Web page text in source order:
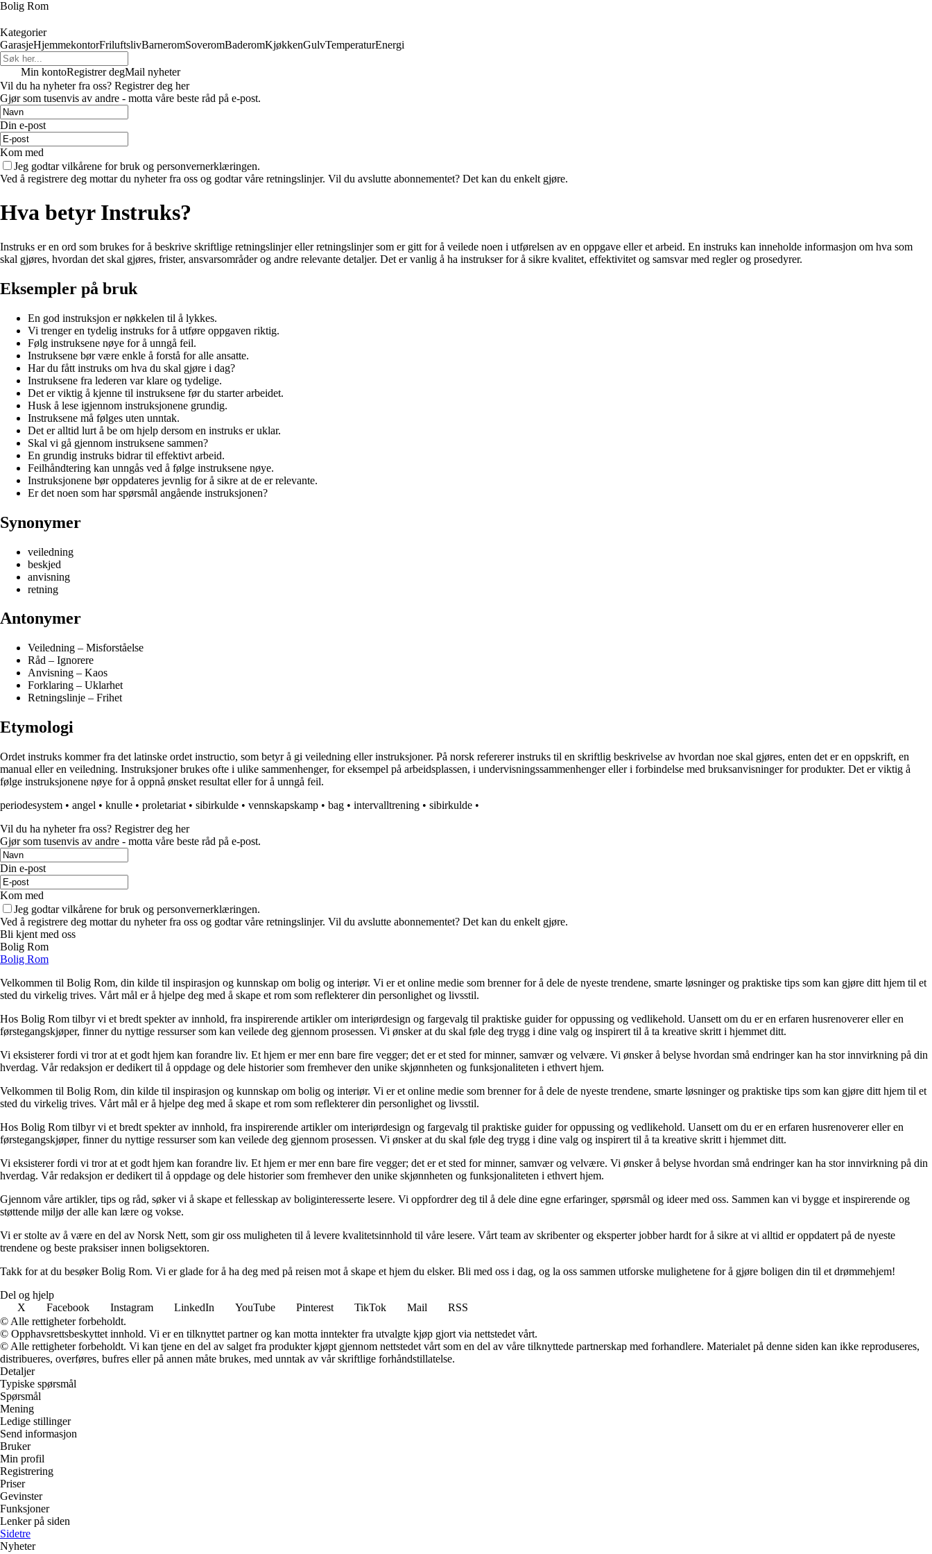
Bolig Rom
Kategorier
GarasjeHjemmekontorFriluftslivBarneromSoveromBaderomKjøkkenGulvTemperaturEnergi
Min kontoRegistrer degMail nyheter
Vil du ha nyheter fra oss? Registrer deg her
Gjør som tusenvis av andre - motta våre beste råd på e-post.
Din e-post
Kom med
Jeg godtar vilkårene for bruk og personvernerklæringen.
Ved å registrere deg mottar du nyheter fra oss og godtar våre retningslinjer. Vil du avslutte abonnementet? Det kan du enkelt gjøre.
Hva betyr Instruks?
Instruks er en ord som brukes for å beskrive skriftlige retningslinjer eller retningslinjer som er gitt for å veilede noen i utførelsen av en oppgave eller et arbeid. En instruks kan inneholde informasjon om hva som
skal gjøres, hvordan det skal gjøres, frister, ansvarsområder og andre relevante detaljer. Det er vanlig å ha instrukser for å sikre kvalitet, effektivitet og samsvar med regler og prosedyrer.
Eksempler på bruk
En god instruksjon er nøkkelen til å lykkes.
Vi trenger en tydelig instruks for å utføre oppgaven riktig.
Følg instruksene nøye for å unngå feil.
Instruksene bør være enkle å forstå for alle ansatte.
Har du fått instruks om hva du skal gjøre i dag?
Instruksene fra lederen var klare og tydelige.
Det er viktig å kjenne til instruksene før du starter arbeidet.
Husk å lese igjennom instruksjonene grundig.
Instruksene må følges uten unntak.
Det er alltid lurt å be om hjelp dersom en instruks er uklar.
Skal vi gå gjennom instruksene sammen?
En grundig instruks bidrar til effektivt arbeid.
Feilhåndtering kan unngås ved å følge instruksene nøye.
Instruksjonene bør oppdateres jevnlig for å sikre at de er relevante.
Er det noen som har spørsmål angående instruksjonen?
Synonymer
veiledning
beskjed
anvisning
retning
Antonymer
Veiledning – Misforståelse
Råd – Ignorere
Anvisning – Kaos
Forklaring – Uklarhet
Retningslinje – Frihet
Etymologi
Ordet instruks kommer fra det latinske ordet instructio, som betyr å gi veiledning eller instruksjoner. På norsk refererer instruks til en skriftlig beskrivelse av hvordan noe skal gjøres, enten det er en oppskrift, en
manual eller en veiledning. Instruksjoner brukes ofte i ulike sammenhenger, for eksempel på arbeidsplassen, i undervisningssammenhenger eller i forbindelse med bruksanvisninger for produkter. Det er viktig å
følge instruksjonene nøye for å oppnå ønsket resultat eller for å unngå feil.
periodesystem • angel • knulle • proletariat • sibirkulde • vennskapskamp • bag • intervalltrening • sibirkulde •
Vil du ha nyheter fra oss? Registrer deg her
Gjør som tusenvis av andre - motta våre beste råd på e-post.
Din e-post
Kom med
Jeg godtar vilkårene for bruk og personvernerklæringen.
Ved å registrere deg mottar du nyheter fra oss og godtar våre retningslinjer. Vil du avslutte abonnementet? Det kan du enkelt gjøre.
Bli kjent med oss
Bolig Rom
Bolig Rom
Velkommen til Bolig Rom, din kilde til inspirasjon og kunnskap om bolig og interiør. Vi er et online medie som brenner for å dele de nyeste trendene, smarte løsninger og praktiske tips som kan gjøre ditt hjem til et
sted du virkelig trives. Vårt mål er å hjelpe deg med å skape et rom som reflekterer din personlighet og livsstil.
Hos Bolig Rom tilbyr vi et bredt spekter av innhold, fra inspirerende artikler om interiørdesign og fargevalg til praktiske guider for oppussing og vedlikehold. Uansett om du er en erfaren husrenoverer eller en
førstegangskjøper, finner du nyttige ressurser som kan veilede deg gjennom prosessen. Vi ønsker at du skal føle deg trygg i dine valg og inspirert til å ta kreative skritt i hjemmet ditt.
Vi eksisterer fordi vi tror at et godt hjem kan forandre liv. Et hjem er mer enn bare fire vegger; det er et sted for minner, samvær og velvære. Vi ønsker å belyse hvordan små endringer kan ha stor innvirkning på din
hverdag. Vår redaksjon er dedikert til å oppdage og dele historier som fremhever den unike skjønnheten og funksjonaliteten i ethvert hjem.
Velkommen til Bolig Rom, din kilde til inspirasjon og kunnskap om bolig og interiør. Vi er et online medie som brenner for å dele de nyeste trendene, smarte løsninger og praktiske tips som kan gjøre ditt hjem til et
sted du virkelig trives. Vårt mål er å hjelpe deg med å skape et rom som reflekterer din personlighet og livsstil.
Hos Bolig Rom tilbyr vi et bredt spekter av innhold, fra inspirerende artikler om interiørdesign og fargevalg til praktiske guider for oppussing og vedlikehold. Uansett om du er en erfaren husrenoverer eller en
førstegangskjøper, finner du nyttige ressurser som kan veilede deg gjennom prosessen. Vi ønsker at du skal føle deg trygg i dine valg og inspirert til å ta kreative skritt i hjemmet ditt.
Vi eksisterer fordi vi tror at et godt hjem kan forandre liv. Et hjem er mer enn bare fire vegger; det er et sted for minner, samvær og velvære. Vi ønsker å belyse hvordan små endringer kan ha stor innvirkning på din
hverdag. Vår redaksjon er dedikert til å oppdage og dele historier som fremhever den unike skjønnheten og funksjonaliteten i ethvert hjem.
Gjennom våre artikler, tips og råd, søker vi å skape et fellesskap av boliginteresserte lesere. Vi oppfordrer deg til å dele dine egne erfaringer, spørsmål og ideer med oss. Sammen kan vi bygge et inspirerende og
støttende miljø der alle kan lære og vokse.
Vi er stolte av å være en del av Norsk Nett, som gir oss muligheten til å levere kvalitetsinnhold til våre lesere. Vårt team av skribenter og eksperter jobber hardt for å sikre at vi alltid er oppdatert på de nyeste
trendene og beste praksiser innen boligsektoren.
Takk for at du besøker Bolig Rom. Vi er glade for å ha deg med på reisen mot å skape et hjem du elsker. Bli med oss i dag, og la oss sammen utforske mulighetene for å gjøre boligen din til et drømmehjem!
Del og hjelp
X
Facebook Instagram LinkedIn YouTube Pinterest TikTok Mail
RSS
© Alle rettigheter forbeholdt.
© Opphavsrettsbeskyttet innhold. Vi er en tilknyttet partner og kan motta inntekter fra utvalgte kjøp gjort via nettstedet vårt.
© Alle rettigheter forbeholdt. Vi kan tjene en del av salget fra produkter kjøpt gjennom nettstedet vårt som en del av våre tilknyttede partnerskap med forhandlere. Materialet på denne siden kan ikke reproduseres,
distribueres, overføres, bufres eller på annen måte brukes, med unntak av vår skriftlige forhåndstillatelse.
Detaljer
Typiske spørsmål
Spørsmål
Mening
Ledige stillinger
Send informasjon
Bruker
Min profil
Registrering
Priser
Gevinster
Funksjoner
Lenker på siden
Sidetre
Nyheter